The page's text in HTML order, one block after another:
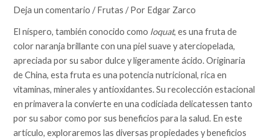
Deja un comentario /Frutas / Por Edgar Zarco
El níspero, también conocido como loquat, es una fruta de
color naranja brillante con una piel suave y aterciopelada,
apreciada por su sabor dulce y ligeramente ácido. Originaria
de China, esta fruta es una potencia nutricional, rica en
vitaminas, minerales y antioxidantes. Su recolección estacional
en primavera la convierte en una codiciada delicatessen tanto
por su sabor como por sus beneficios para la salud. En este
artículo, exploraremos las diversas propiedades y beneficios